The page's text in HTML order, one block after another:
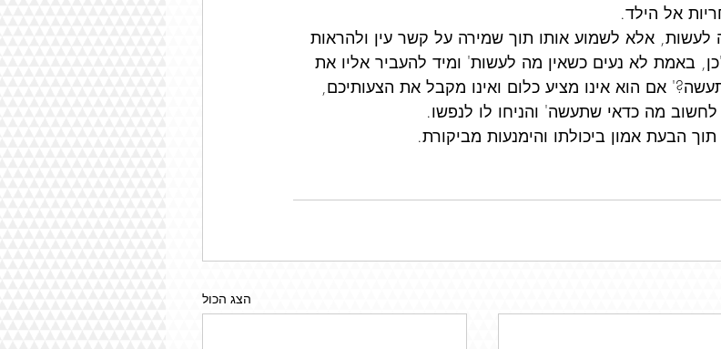
אל הילד.
לעשות, אלא לשמוע אותו תוך שמירה על קשר עין ולהראות
באמת לא נעים כשאין מה לעשות' ומיד להעביר אליו את
אם הוא אינו מציע כלום ואינו מקבל את הצעותיכם,
מה כדאי שתעשה' והניחו לו לנפשו.
הבעת אמון ביכולתו והימנעות מביקורת.
הצג הכול